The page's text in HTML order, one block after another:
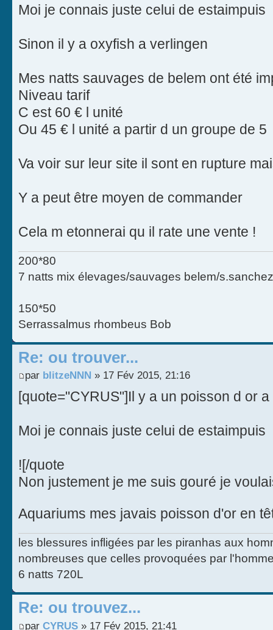
Moi je connais juste celui de estaimpuis
Sinon il y a oxyfish a verlingen
Mes natts sauvages de belem ont été
Niveau tarif
C est 60 € l unité
Ou 45 € l unité a partir d un groupe de 5
Va voir sur leur site il sont en rupture
Y a peut être moyen de commander
Cela m etonnerai qu il rate une vente !
200*80
7 natts mix élevages/sauvages belem/
150*50
Serrassalmus rhombeus Bob
Re: ou trouver...
par blitzeNNN » 17 Fév 2015, 21:16
[quote="CYRUS"]Il y a un poisson d or
Moi je connais juste celui de estaimpuis
![/quote
Non justement je me suis gouré je
Aquariums mes javais poisson d'or en
les blessures infligées par les piranhas aux
nombreuses que celles provoquées par
6 natts 720L
Re: ou trouvez...
par CYRUS » 17 Fév 2015, 21:41